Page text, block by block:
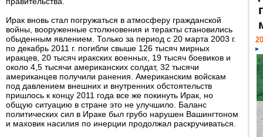
Ирак вновь стал погружаться в атмосферу гражданской
войны, вооруженные столкновения и теракты становились
обыденным явлением. Только за период с 20 марта 2003 г.
по декабрь 2011 г. погибли свыше 126 тысяч мирных
иракцев, 20 тысяч иракских военных, 19 тысяч боевиков и
около 4,5 тысячи американских солдат, 32 тысячи
американцев получили ранения. Американским войскам
под давлением внешних и внутренних обстоятельств
пришлось к концу 2011 года все же покинуть Ирак, но
общую ситуацию в стране это не улучшило. Баланс
политических сил в Ираке был грубо нарушен Вашингтоном
и маховик насилия по инерции продолжал раскручиваться.